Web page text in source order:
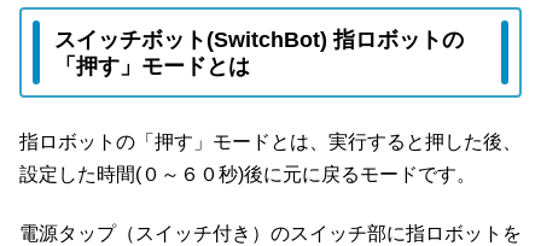
スイッチボット(SwitchBot) 指ロボットの
「押す」モードとは
指ロボットの「押す」モードとは、実行すると押した後、
設定した時間(０～６０秒)後に元に戻るモードです。
電源タップ（スイッチ付き）のスイッチ部に指ロボットを